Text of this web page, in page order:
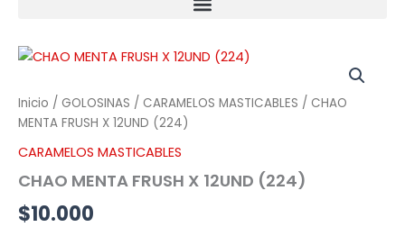
Inicio / GOLOSINAS / CARAMELOS MASTICABLES / CHAO
MENTA FRUSH X 12UND (224)
CARAMELOS MASTICABLES
CHAO MENTA FRUSH X 12UND (224)
$10.000
CHAO
FRUSH
X
12UND
(224)
cantidad